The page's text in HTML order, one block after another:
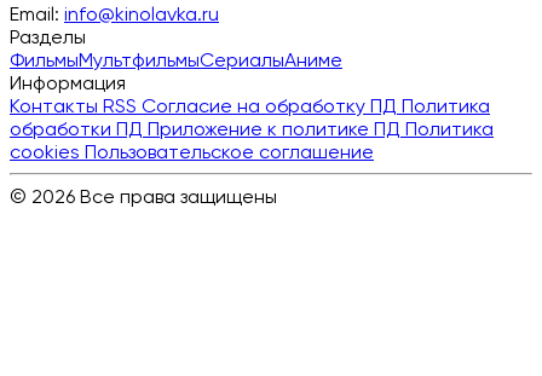
Email: info@kinolavka.ru
Разделы
ФильмыМультфильмыСериалыАниме
Информация
Контакты RSS Согласие на обработку ПД Политика
обработки ПД Приложение к политике ПД Политика
cookies Пользовательское соглашение
© 2026 Все права защищены